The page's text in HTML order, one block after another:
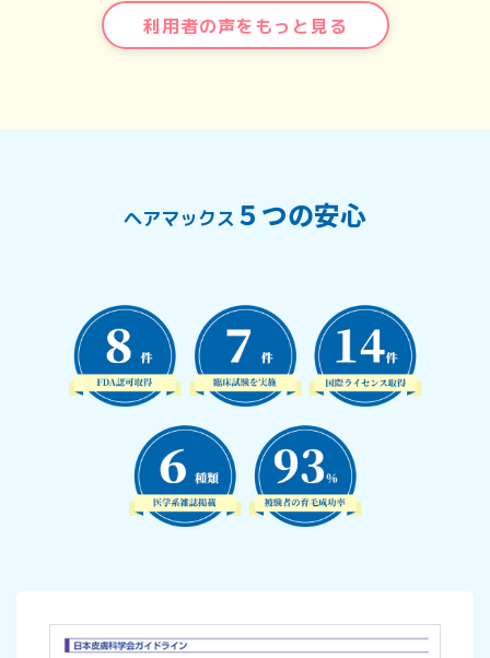
利用者の声をもっと見る
ヘアマックス ５つの安心